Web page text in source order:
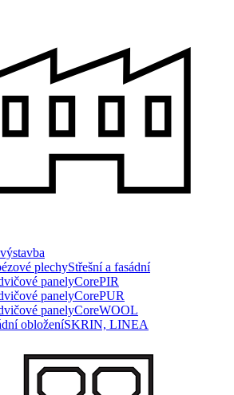
plechyStřešní a fasádní
panelyCorePIR
panelyCorePUR
panelyCoreWOOL
obloženíSKRIN, LINEA